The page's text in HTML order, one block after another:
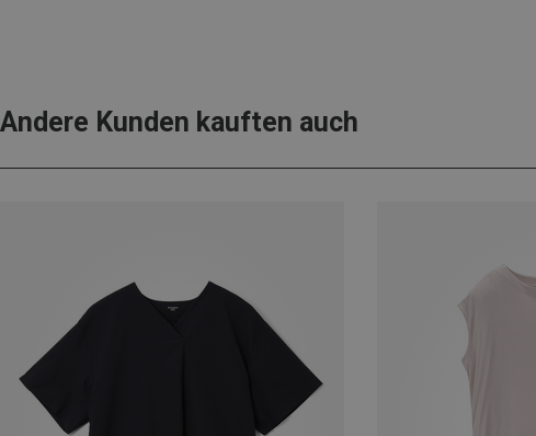
Andere Kunden kauften auch